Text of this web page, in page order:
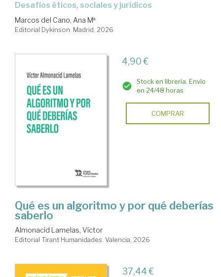
Desafíos éticos, sociales y jurídicos
Marcos del Cano, Ana Mª
Editorial Dykinson. Madrid, 2026
4,90 €
Stock en librería. Envío
en 24/48 horas
COMPRAR
Qué es un algoritmo y por qué deberías
saberlo
Almonacid Lamelas, Víctor
Editorial Tirant Humanidades. Valencia, 2026
37,44 €